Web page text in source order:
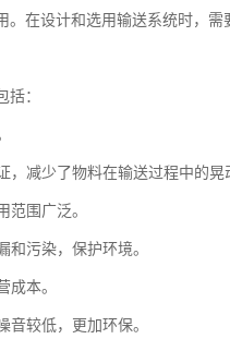
在设计和选用输送系统时，需
：
减少了物料在输送过程中的晃
围广泛。
污染，保护环境。
本。
较低，更加环保。